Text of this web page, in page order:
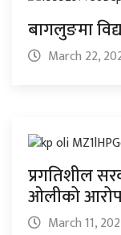
बागलुङमा
March 22,
प्रगतिशील
ओलीको
March 11,